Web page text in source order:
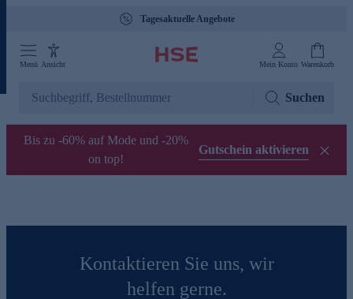
Tagesaktuelle Angebote
Menü Ansicht Mein Konto Warenkorb
Suchen
Bis zu -60% auf Mode und -20%
on top!
Gutschein aktivieren
Kontaktieren Sie uns, wir
helfen gerne.